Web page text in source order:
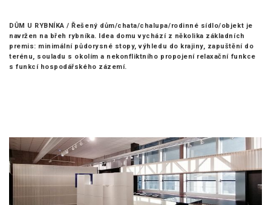
DŮM U RYBNÍKA / Řešený dům/chata/chalupa/rodinné sídlo/objekt je
navržen na břeh rybníka. Idea domu vychází z několika základních
premis: minimální půdorysné stopy, výhledu do krajiny, zapuštění do
terénu, souladu s okolím a nekonfliktního propojení relaxační funkce
s funkcí hospodářského zázemí.